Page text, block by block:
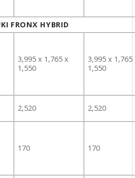
FRONX HYBRID
3,995 x 1,765 x
1,550
3,995 x 1,765
1,550
2,520 2,520
170 170